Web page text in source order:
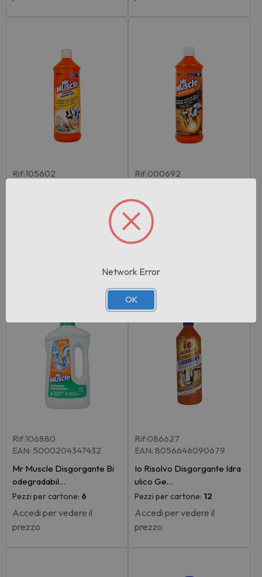
Rif:105602
Rif:000692
Mr Muscle Idraulico Gel 10
00 Ml. Di…
Pezzi per cartone:
Accedi per vedere il
Rif:106880
EAN: 5000204347432
Mr Muscle Disgorgante Bi
odegradabil…
Pezzi per cartone: 6
Accedi per vedere il
prezzo
Rif:086627
EAN: 8056646090679
Io Risolvo Disgorgante Idra
ulico Ge…
Pezzi per cartone: 12
Accedi per vedere il
prezzo
Network Error
OK